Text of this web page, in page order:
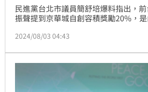
民進黨台北市議員簡舒培爆料指出，
振聲提到京華城自創容積獎勵20%，
的話，他對整個案子相當有信心，要相
2024/08/03 04:43